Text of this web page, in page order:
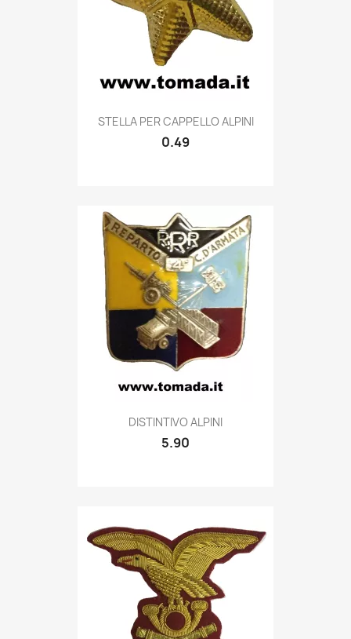
Quick view
STELLA PER CAPPELLO ALPINI
0.49
Quick view
DISTINTIVO ALPINI
5.90